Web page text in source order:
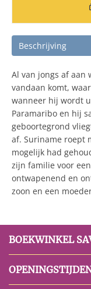
Beschrijving
Al van jongs af aan
vandaan komt,
wanneer hij wordt
Paramaribo en hij
geboortegrond
af. Suriname roept
mogelijk had
zijn familie voor
ontwapenend en
zoon en een
BOEKWINKEL